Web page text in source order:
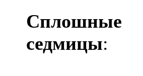
Сплошные
седмицы: